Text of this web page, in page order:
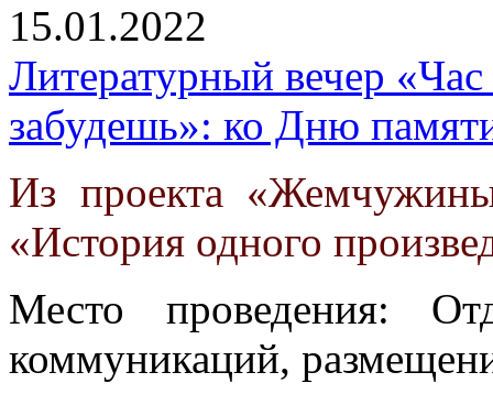
15.01.2022
Литературный вечер
забудешь»: ко Дню
Из проекта
«История одного
Место проведения:
коммуникаций,